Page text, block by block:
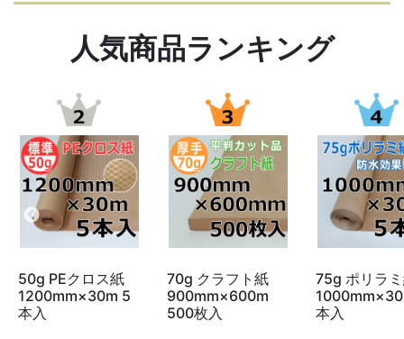
人気商品ランキング
50g PEクロス紙
1200mm×30m 5
本入
70g クラフト紙
900mm×600m
500枚入
75g ポリラ
本入